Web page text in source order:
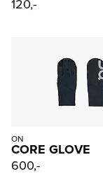
120,-
ON
CORE GLOVE
600,-